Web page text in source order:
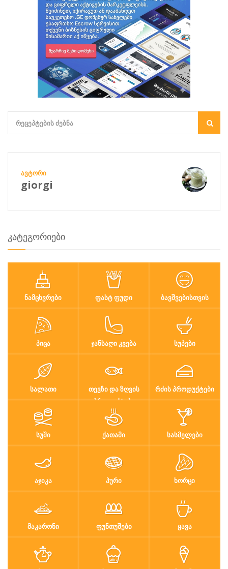
ᲐᲕᲢᲝᲠᲘ
giorgi
კატეგორიები
ᲜᲐᲛᲪᲮᲕᲠᲔᲑᲘ ᲤᲐᲡᲢ ᲤᲣᲓᲘ ᲑᲐᲕᲨᲕᲔᲑᲘᲡᲗᲕᲘᲡ
ᲞᲘᲪᲐ ᲯᲐᲜᲡᲐᲦᲘ ᲙᲕᲔᲑᲐ ᲡᲣᲞᲔᲑᲘ
ᲡᲐᲚᲐᲗᲘ
ᲗᲔᲕᲖᲘ ᲓᲐ ᲖᲦᲕᲘᲡ
ᲞᲠᲝᲓᲣᲥᲢᲔᲑᲘ
ᲠᲫᲘᲡ ᲞᲠᲝᲓᲣᲥᲢᲔᲑᲘ
ᲡᲣᲨᲘ ᲥᲐᲗᲐᲛᲘ ᲡᲐᲡᲛᲔᲚᲔᲑᲘ
ᲐᲯᲘᲙᲐ ᲞᲣᲠᲘ ᲮᲝᲠᲪᲘ
ᲛᲐᲙᲐᲠᲝᲜᲘ ᲤᲣᲜᲗᲣᲨᲔᲑᲘ ᲧᲐᲕᲐ